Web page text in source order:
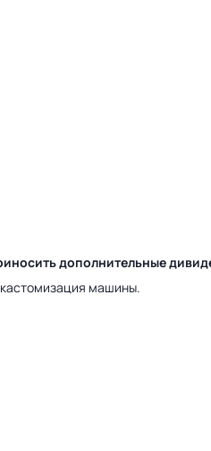
дополнительные
машины.